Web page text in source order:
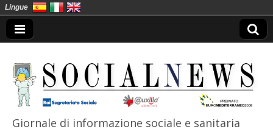
Giornale di informazione sociale e sanitaria
Lingue